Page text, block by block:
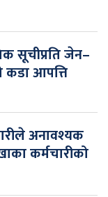
सूचीप्रति जेन–
कडा आपत्ति
अनावश्यक
कर्मचारीको